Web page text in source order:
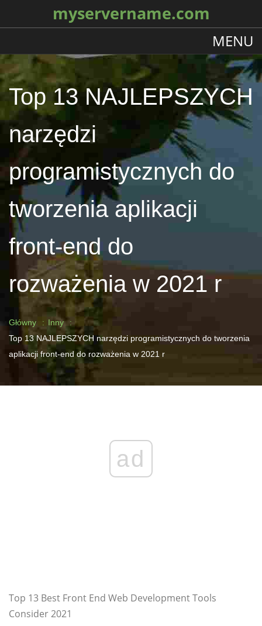
myservername.com
MENU
Top 13 NAJLEPSZYCH
narzędzi
programistycznych do
tworzenia aplikacji
front-end do
rozważenia w 2021 r
Główny
Inny
Top 13 NAJLEPSZYCH narzędzi programistycznych do tworzenia
aplikacji front-end do rozważenia w 2021 r
ad
Top 13 Best Front End Web Development Tools
Consider 2021